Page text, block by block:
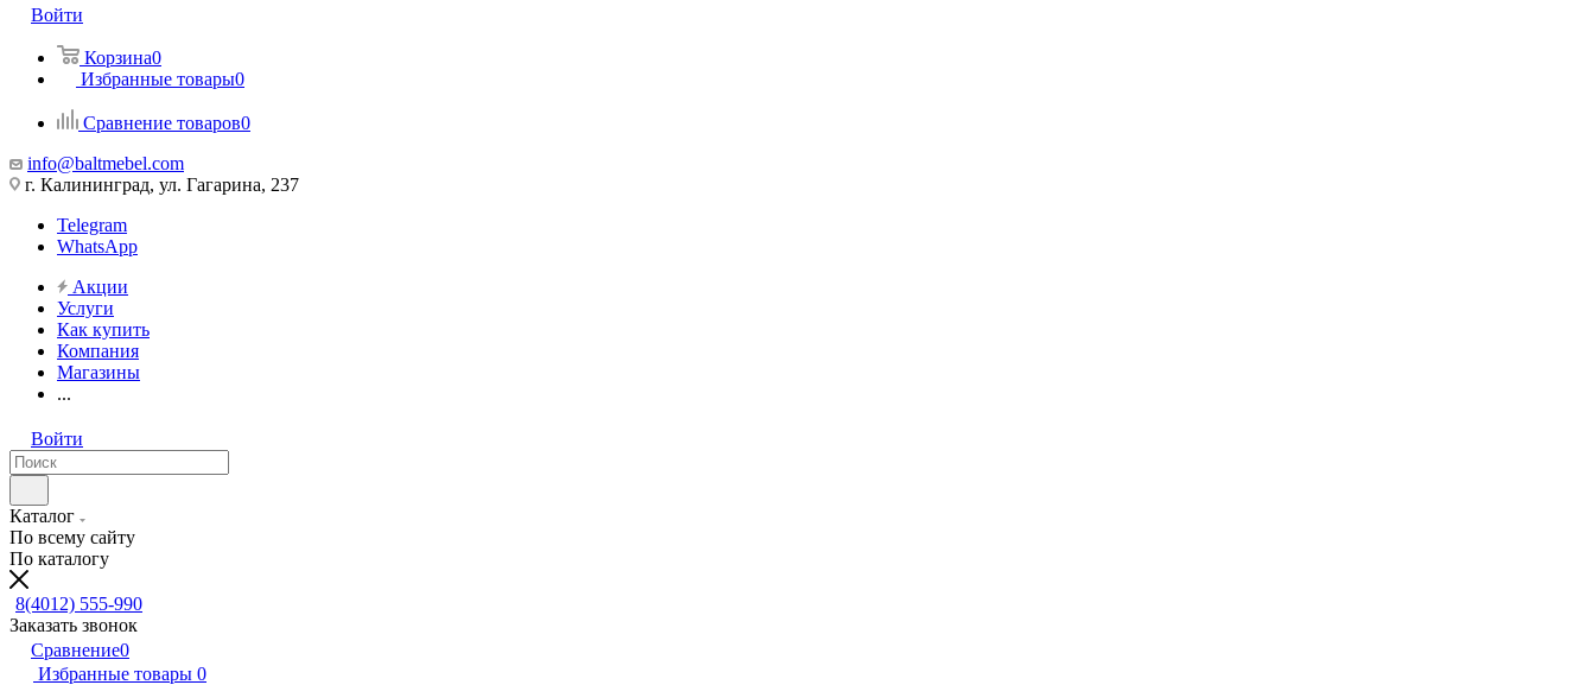
Войти
Корзина0
Избранные товары0
Сравнение товаров0
info@baltmebel.com
г. Калининград, ул. Гагарина, 237
Telegram
WhatsApp
Акции
Услуги
Как купить
Компания
Магазины
...
Войти
Каталог
По всему сайту
По каталогу
8(4012) 555-990
Заказать звонок
Сравнение0
Избранные товары 0